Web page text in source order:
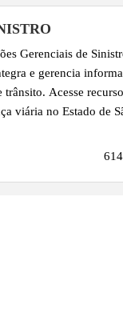
dos dados -
Gerenciais de
e gerencia
trânsito. Acesse
viária no Estado de
são
mensalmente, por